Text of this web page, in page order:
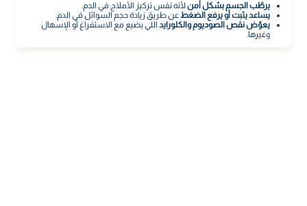
يرطّب الجسم بشكل آمنلأنه نفس تركيز الأملاح في الدم.
يساعد يثبت أو يرفع الضغطعن طريق زيادة حجم السوائل في الدم.
يعوّض نقص الصوديوم والكلورايد اللي يضيع مع الاستفراغ أو الإسهال
وغيرها.